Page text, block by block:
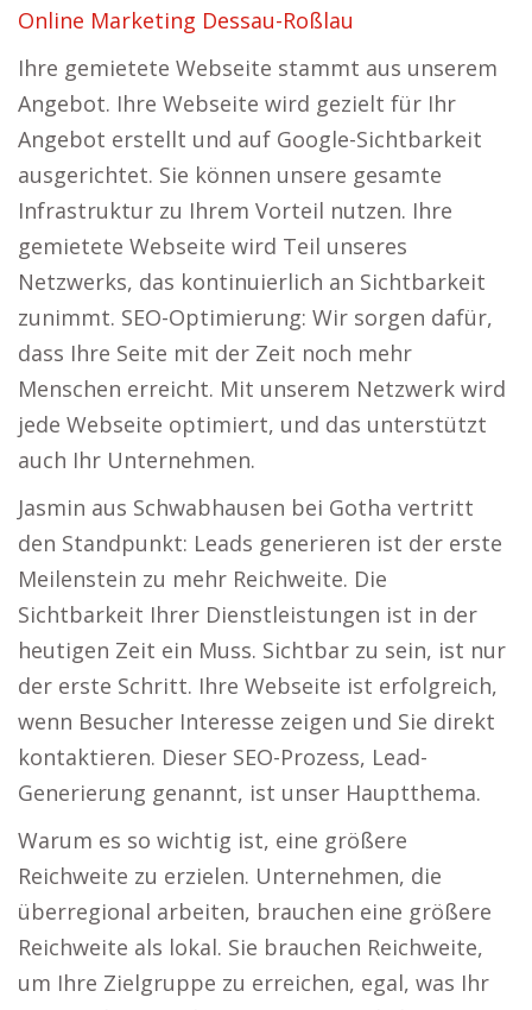
Online Marketing Dessau-Roßlau
Ihre gemietete Webseite stammt aus unserem
Angebot. Ihre Webseite wird gezielt für Ihr
Angebot erstellt und auf Google-Sichtbarkeit
ausgerichtet. Sie können unsere gesamte
Infrastruktur zu Ihrem Vorteil nutzen. Ihre
gemietete Webseite wird Teil unseres
Netzwerks, das kontinuierlich an Sichtbarkeit
zunimmt. SEO-Optimierung: Wir sorgen dafür,
dass Ihre Seite mit der Zeit noch mehr
Menschen erreicht. Mit unserem Netzwerk wird
jede Webseite optimiert, und das unterstützt
auch Ihr Unternehmen.
Jasmin aus Schwabhausen bei Gotha vertritt
den Standpunkt: Leads generieren ist der erste
Meilenstein zu mehr Reichweite. Die
Sichtbarkeit Ihrer Dienstleistungen ist in der
heutigen Zeit ein Muss. Sichtbar zu sein, ist nur
der erste Schritt. Ihre Webseite ist erfolgreich,
wenn Besucher Interesse zeigen und Sie direkt
kontaktieren. Dieser SEO-Prozess, Lead-
Generierung genannt, ist unser Hauptthema.
Warum es so wichtig ist, eine größere
Reichweite zu erzielen. Unternehmen, die
überregional arbeiten, brauchen eine größere
Reichweite als lokal. Sie brauchen Reichweite,
um Ihre Zielgruppe zu erreichen, egal, was Ihr